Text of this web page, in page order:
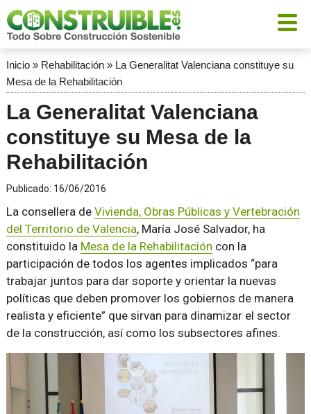
Inicio» Rehabilitación» La Generalitat Valenciana constituye su
Mesa de la Rehabilitación
La Generalitat Valenciana
constituye su Mesa de la
Rehabilitación
Publicado: 16/06/2016
La consellera de Vivienda, Obras Públicas y Vertebración
del Territorio de Valencia, María José Salvador, ha
constituido la Mesa de la Rehabilitación con la
participación de todos los agentes implicados para
trabajar juntos para dar soporte y orientar la nuevas
políticas que deben promover los gobiernos de manera
realista y eficiente que sirvan para dinamizar el sector
de la construcción, así como los subsectores afines.